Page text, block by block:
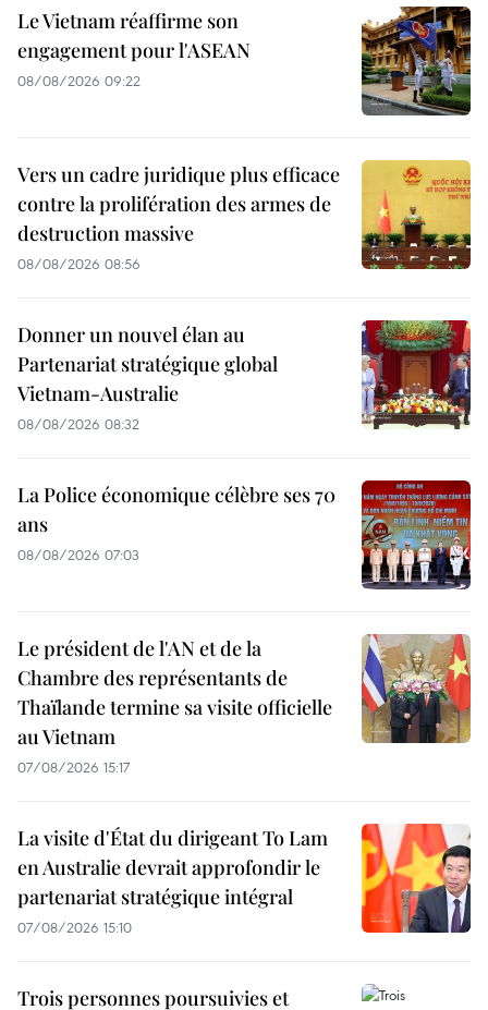
Le Vietnam réaffirme son
engagement pour l'ASEAN
08/08/2026 09:22
Vers un cadre juridique plus efficace
contre la prolifération des armes de
destruction massive
08/08/2026 08:56
Donner un nouvel élan au
Partenariat stratégique global
Vietnam-Australie
08/08/2026 08:32
La Police économique célèbre ses 70
ans
08/08/2026 07:03
Le président de l'AN et de la
Chambre des représentants de
Thaïlande termine sa visite officielle
au Vietnam
07/08/2026 15:17
La visite d'État du dirigeant To Lam
en Australie devrait approfondir le
partenariat stratégique intégral
07/08/2026 15:10
Trois personnes poursuivies et